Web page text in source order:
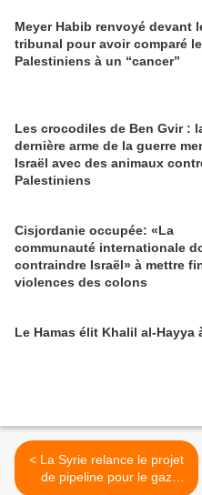
Meyer Habib renvoyé devant
tribunal pour avoir comparé
Palestiniens à un “cancer”
Les crocodiles de Ben Gvir :
dernière arme de la guerre
Israël avec des animaux
Palestiniens
Cisjordanie occupée: «La
communauté internationale
contraindre Israël» à mettre
violences des colons
Le Hamas élit Khalil al-Hayya
< La Syrie relance le projet
de pipeline pour le gaz